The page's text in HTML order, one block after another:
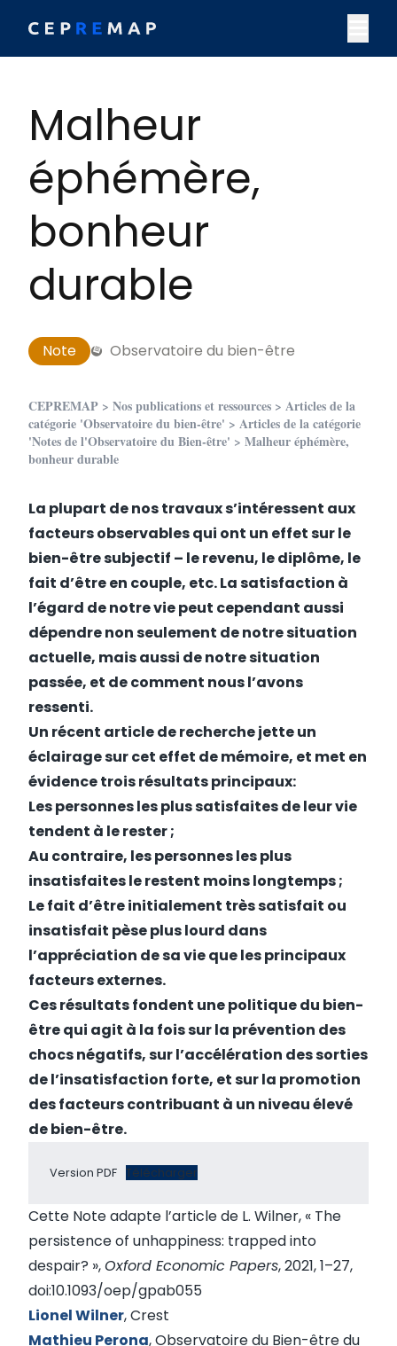
Malheur
éphémère,
bonheur
durable
Note Observatoire du bien-être
CEPREMAP > Nos publications et ressources > Articles de la
catégorie 'Observatoire du bien-être' > Articles de la catégorie
'Notes de l'Observatoire du Bien-être' > Malheur éphémère,
bonheur durable
La plupart de nos travaux s’intéressent aux
facteurs observables qui ont un effet sur le
bien-être subjectif – le revenu, le diplôme, le
fait d’être en couple, etc. La satisfaction à
l’égard de notre vie peut cependant aussi
dépendre non seulement de notre situation
actuelle, mais aussi de notre situation
passée, et de comment nous l’avons
ressenti.
Un récent article de recherche jette un
éclairage sur cet effet de mémoire, et met en
évidence trois résultats principaux:
Les personnes les plus satisfaites de leur vie
tendent à le rester ;
Au contraire, les personnes les plus
insatisfaites le restent moins longtemps ;
Le fait d’être initialement très satisfait ou
insatisfait pèse plus lourd dans
l’appréciation de sa vie que les principaux
facteurs externes.
Ces résultats fondent une politique du bien-
être qui agit à la fois sur la prévention des
chocs négatifs, sur l’accélération des sorties
de l’insatisfaction forte, et sur la promotion
des facteurs contribuant à un niveau élevé
de bien-être.
Version PDF Télécharger
Cette Note adapte l’article de L. Wilner, « The
persistence of unhappiness: trapped into
despair? »,Oxford Economic Papers, 2021, 1–27,
doi:10.1093/oep/gpab055
Lionel Wilner, Crest
Mathieu Perona, Observatoire du Bien-être du